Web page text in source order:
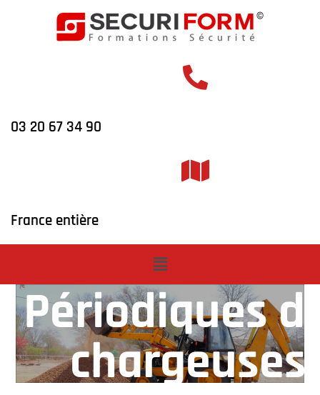
03 20 67 34 90
France entièreVérifications
Générales
Périodiques
chargeuses